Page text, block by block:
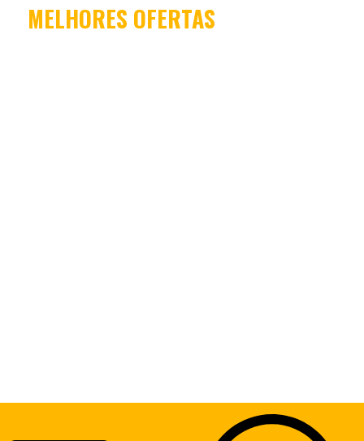
MELHORES OFERTAS